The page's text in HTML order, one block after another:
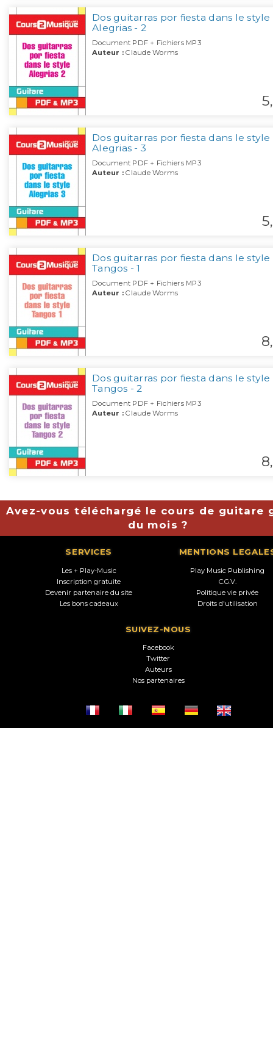
Dos guitarras por fiesta dans le style
Alegrias - 2
Document PDF + Fichiers MP3
Auteur : Claude Worms
5,
Dos guitarras por fiesta dans le style
Alegrias - 3
Document PDF + Fichiers MP3
Auteur : Claude Worms
5,
Dos guitarras por fiesta dans le style
Tangos - 1
Document PDF + Fichiers MP3
Auteur : Claude Worms
8,
Dos guitarras por fiesta dans le style
Tangos - 2
Document PDF + Fichiers MP3
Auteur : Claude Worms
8,
Avez-vous téléchargé le cours de guitare
du mois ?
SERVICES
Les + Play-Music
Inscription gratuite
Devenir partenaire du site
Les bons cadeaux
MENTIONS
Play Music Publishing
C.G.V.
Politique vie privée
Droits d'utilisation
SUIVEZ-NOUS
Facebook
Twitter
Auteurs
Nos partenaires